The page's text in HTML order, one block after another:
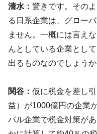
清水： 驚きです。その
る日系企業は、グロー
ません。一概には言え
んとしている企業とし
出るものなのでしょうか
関谷： 仮に税金を差し
益）が1000億円の企業
バル企業で税金対策が